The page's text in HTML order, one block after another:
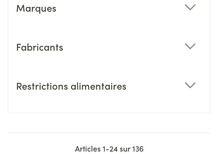
Marques
Fabricants
Restrictions alimentaires
Articles1-24sur136